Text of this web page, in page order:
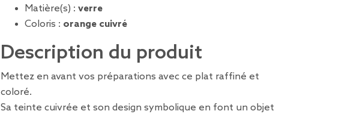
Matière(s) : verre
Coloris : orange cuivré
Description du produit
Mettez en avant vos préparations avec ce plat raffiné et
coloré.
Sa teinte cuivrée et son design symbolique en font un objet